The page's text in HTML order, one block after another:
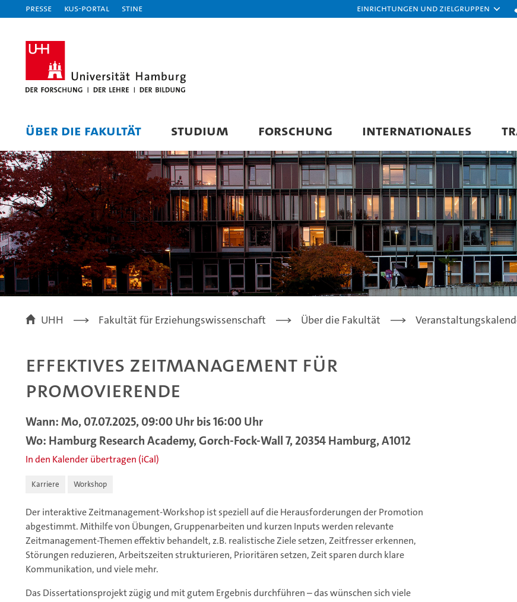
Presse KUS-Portal STiNE Einrichtungen und Zielgruppen
ÜBER DIE FAKULTÄT STUDIUM FORSCHUNG INTERNATIONALES
UHH Fakultät für Erziehungswissenschaft Über die Fakultät
Effektives Zeitmanagement für
Promovierende
Wann: Mo, 07.07.2025, 09:00 Uhr bis 16:00 Uhr
Wo: Hamburg Research Academy, Gorch-Fock-Wall 7, 20354 Hamburg, A1012
In den Kalender übertragen (iCal)
Karriere Workshop
Der interaktive Zeitmanagement-Workshop ist speziell auf die Herausforderungen der Promotion
abgestimmt. Mithilfe von Übungen, Gruppenarbeiten und kurzen Inputs werden relevante
Zeitmanagement-Themen effektiv behandelt, z.B. realistische Ziele setzen, Zeitfresser erkennen,
Störungen reduzieren, Arbeitszeiten strukturieren, Prioritären setzen, Zeit sparen durch klare
Kommunikation, und viele mehr.
Das Dissertationsprojekt zügig und mit gutem Ergebnis durchführen – das wünschen sich viele